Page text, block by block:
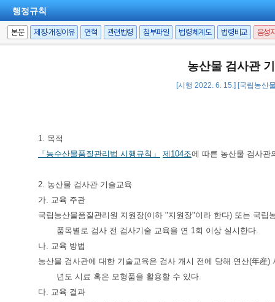
행정규칙
본문 제정·개정이유 연혁 관련법령 첨부파일 법령체계도 법령비교 음성
농산물 검사관
[시행 2022. 6. 15.] [국립농산
1. 목적
「농수산물품질관리법 시행규칙」
제104조에 따른 농산물 검사관
2. 농산물 검사관 기술교육
가. 교육 주관
국립농산물품질관리원 지원장(이하 "지원장"이라 한다) 또는 국
품목별로 검사 전 검사기술 교육을 연 1회 이상 실시한다.
나. 교육 방법
농산물 검사관에 대한 기술교육은 검사 개시 전에 당해 연산(年
년도 시료 혹은 모형품을 활용할 수 있다.
다. 교육 결과